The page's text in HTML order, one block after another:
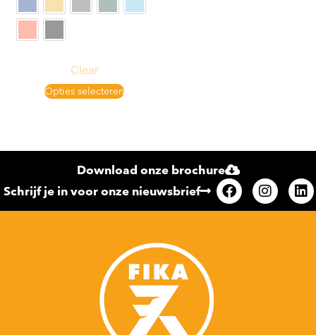
Clear
Opties selecteren
Download onze brochure
Schrijf je in voor onze nieuwsbrief